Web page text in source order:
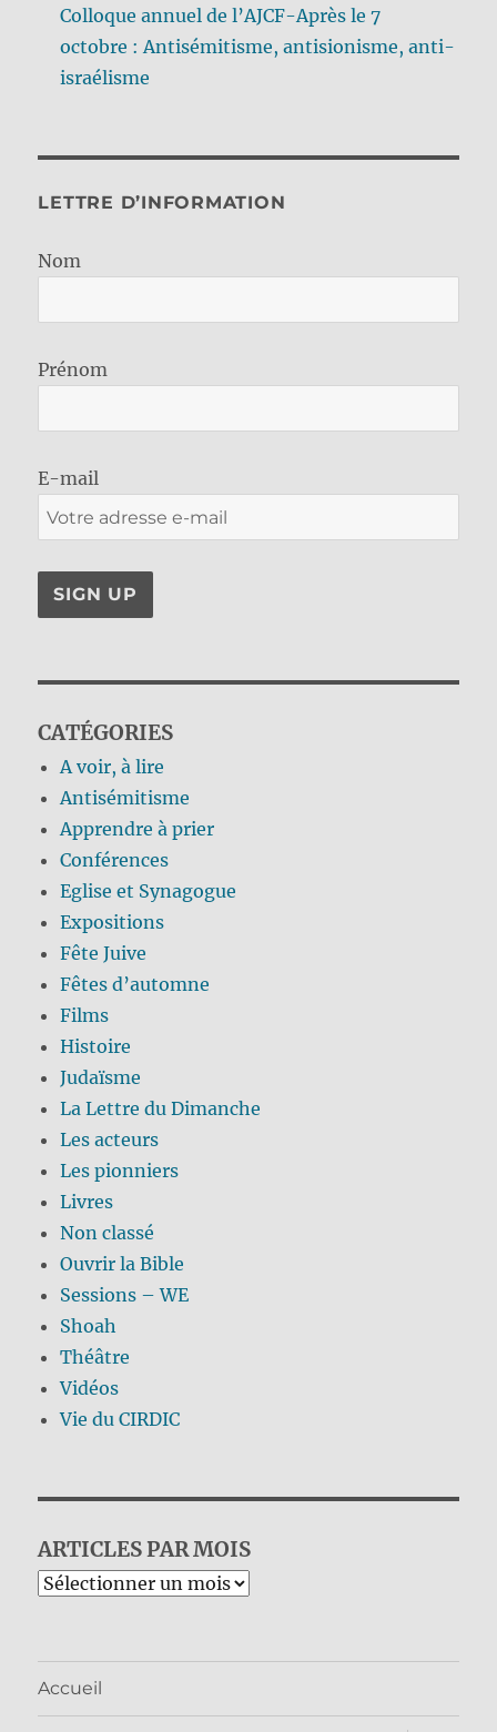
Colloque annuel de l’AJCF-Après le 7
octobre : Antisémitisme, antisionisme, anti-
israélisme
LETTRE D’INFORMATION
Nom
Prénom
E-mail
CATÉGORIES
A voir, à lire
Antisémitisme
Apprendre à prier
Conférences
Eglise et Synagogue
Expositions
Fête Juive
Fêtes d’automne
Films
Histoire
Judaïsme
La Lettre du Dimanche
Les acteurs
Les pionniers
Livres
Non classé
Ouvrir la Bible
Sessions – WE
Shoah
Théâtre
Vidéos
Vie du CIRDIC
ARTICLES PAR MOIS
Archives
Accueil